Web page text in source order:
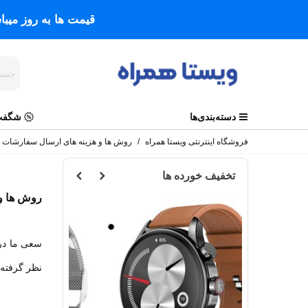
قیمت ها به روز
دسته‌بندی‌ها
فروشگاه اینترنتی ویستا همراه / روش ها و هزینه های ارسال سفارشات
تخفیف خورده ها
مشکی نقره
ای
روش ها
سعی ما در
نظر